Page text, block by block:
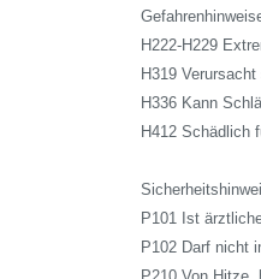
H222-H229
H319
H336 Kann
H412 Schädlich
P101 Ist
P102 Darf nicht